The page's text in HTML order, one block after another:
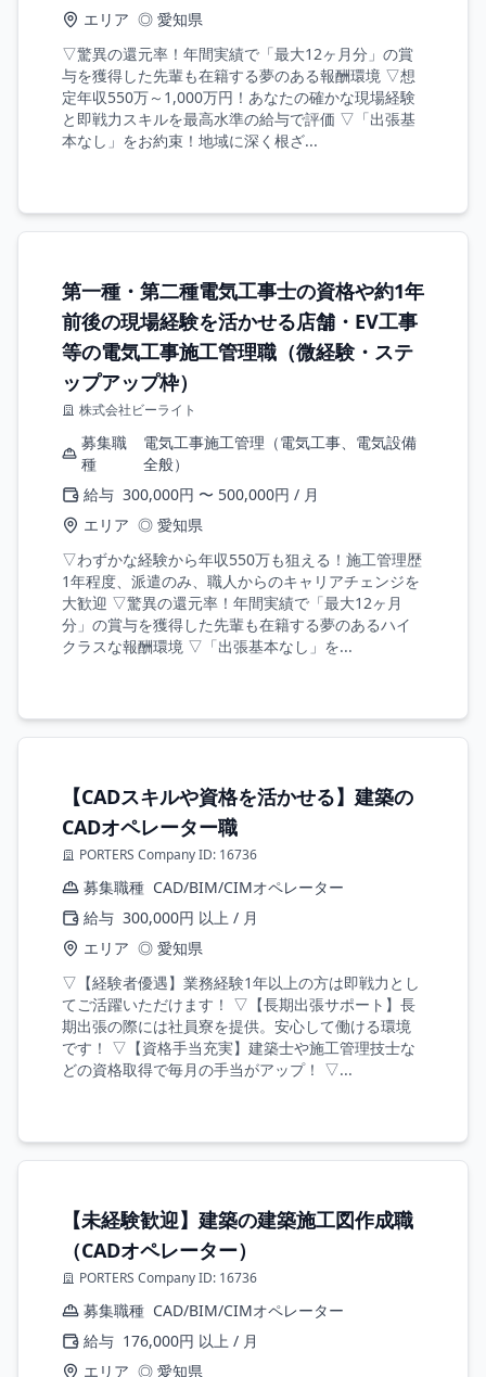
エリア ◎ 愛知県
▽驚異の還元率！年間実績で「最大12ヶ月分」の賞
与を獲得した先輩も在籍する夢のある報酬環境 ▽想
定年収550万～1,000万円！あなたの確かな現場経験
と即戦力スキルを最高水準の給与で評価 ▽「出張基
本なし」をお約束！地域に深く根ざ...
第一種・第二種電気工事士の資格や約1年
前後の現場経験を活かせる店舗・EV工事
等の電気工事施工管理職（微経験・ステ
ップアップ枠）
株式会社ビーライト
募集職
種
電気工事施工管理（電気工事、電気設備
全般）
給与 300,000円 〜 500,000円 / 月
エリア ◎ 愛知県
▽わずかな経験から年収550万も狙える！施工管理歴
1年程度、派遣のみ、職人からのキャリアチェンジを
大歓迎 ▽驚異の還元率！年間実績で「最大12ヶ月
分」の賞与を獲得した先輩も在籍する夢のあるハイ
クラスな報酬環境 ▽「出張基本なし」を...
【CADスキルや資格を活かせる】建築の
CADオペレーター職
PORTERS Company ID: 16736
募集職種 CAD/BIM/CIMオペレーター
給与 300,000円 以上 / 月
エリア ◎ 愛知県
▽【経験者優遇】業務経験1年以上の方は即戦力とし
てご活躍いただけます！ ▽【長期出張サポート】長
期出張の際には社員寮を提供。安心して働ける環境
です！ ▽【資格手当充実】建築士や施工管理技士な
どの資格取得で毎月の手当がアップ！ ▽...
【未経験歓迎】建築の建築施工図作成職
（CADオペレーター）
PORTERS Company ID: 16736
募集職種 CAD/BIM/CIMオペレーター
給与 176,000円 以上 / 月
エリア ◎ 愛知県